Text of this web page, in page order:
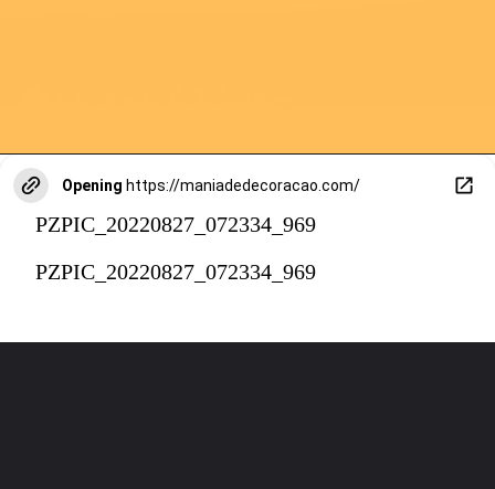
Opening https://maniadedecoracao.com/
PZPIC_20220827_072334_969
PZPIC_20220827_072334_969